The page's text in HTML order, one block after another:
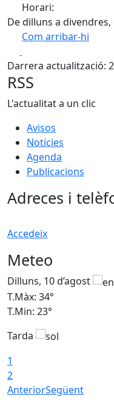
Horari:
De dilluns a divendres,
Com arribar-hi
+
−
Darrera actualització:
RSS
L'actualitat a un clic
Avisos
Notícies
Agenda
Publicacions
Adreces i
Accedeix
Meteo
Dilluns, 10 d’agost
T.Màx: 34°
T.Min: 23°
Tarda
1
2
AnteriorSegüent